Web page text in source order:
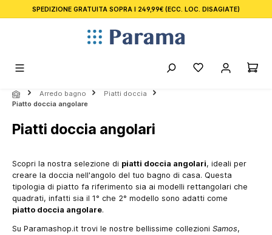
principale
SPEDIZIONE GRATUITA SOPRA I 249,99€ (ECC. LOC. DISAGIATE)
Arredo bagno
Piatti doccia
Piatto doccia angolare
Piatti doccia angolari
Scopri la nostra selezione di piatti doccia angolari, ideali per
creare la doccia nell'angolo del tuo bagno di casa. Questa
tipologia di piatto fa riferimento sia ai modelli rettangolari che
quadrati, infatti sia il 1° che 2° modello sono adatti come
piatto doccia angolare.
Su Paramashop.it trovi le nostre bellissime collezioni Samos,